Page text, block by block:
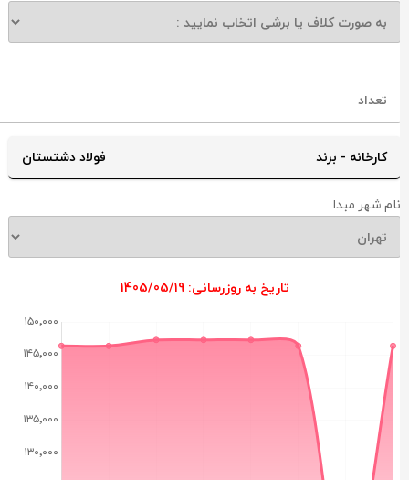
کارخانه - برند فولاد دشتستان
شهر مبدا
تاریخ به روزرسانی: 1405/05/19